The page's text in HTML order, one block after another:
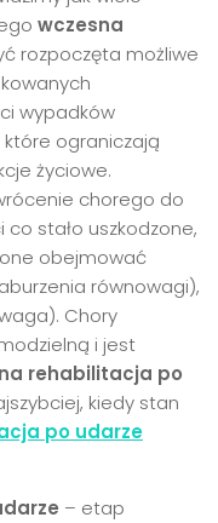
wczesna
rozpoczęta możliwe
wypadków
które ograniczają
życiowe.
chorego do
stało uszkodzone,
obejmować
równowagi),
Chory
i jest
rehabilitacja po
kiedy stan
po udarze
– etap